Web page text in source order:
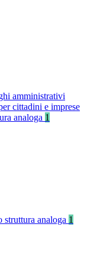
amministrativi
cittadini e imprese
analoga 1
analoga 1